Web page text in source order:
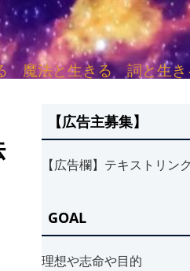
る 魔法と生きる 詞と生き
【広告主募集】
【広告欄】テキストリン
GOAL
理想や志命や目的